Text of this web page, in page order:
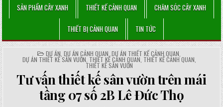
SẢN PHẨM CÂY XANH THIẾT KẾ CẢNH QUAN CHĂM SÓC CÂY XANH
THIẾT BỊ CẢNH QUAN TIN TỨC
POSTED
IN
DỰ ÁN DỰ ÁN CẢNH QUAN DỰ ÁN THIẾT KẾ CẢNH QUAN
DỰ ÁN THIẾT KẾ SÂN VƯỜN,THIẾT KẾ CẢNH QUAN, THIẾT KẾ CẢNH QUAN
THIẾT KẾ SÂN VƯỜN
Tư vấn thiết kế sân vườn trên mái
tầng 07 số 2B Lê Đức Thọ